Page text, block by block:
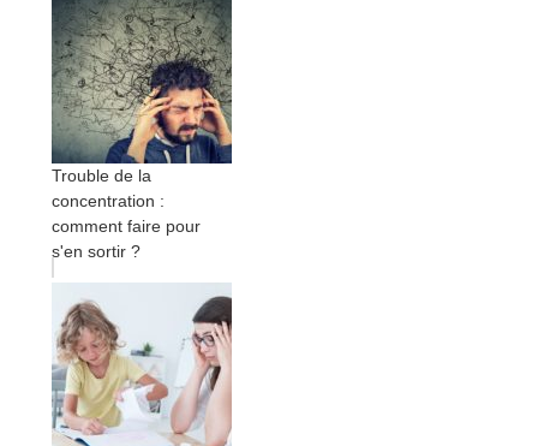
Trouble de la
concentration :
comment faire pour
s'en sortir ?